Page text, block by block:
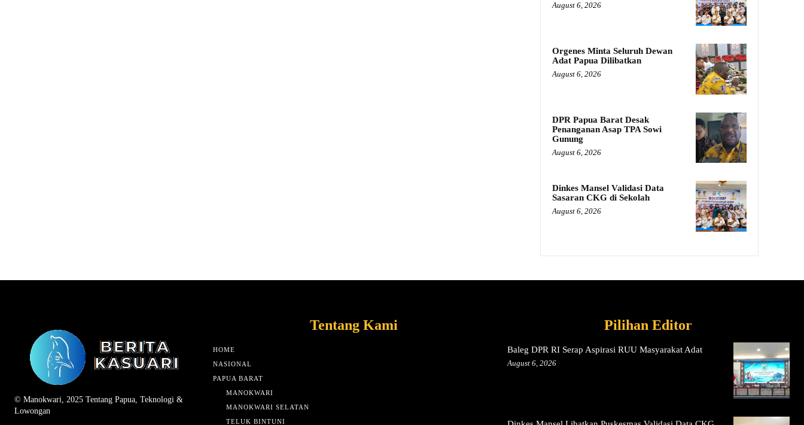
August 6, 2026
Orgenes Minta Seluruh Dewan
Adat Papua Dilibatkan
August 6, 2026
DPR Papua Barat Desak
Penanganan Asap TPA Sowi
Gunung
August 6, 2026
Dinkes Mansel Validasi Data
Sasaran CKG di Sekolah
August 6, 2026
© Manokwari, 2025 Tentang Papua, Teknologi &
Lowongan
Tentang Kami
HOME
NASIONAL
PAPUA BARAT
MANOKWARI
MANOKWARI SELATAN
TELUK BINTUNI
Pilihan Editor
Baleg DPR RI Serap Aspirasi RUU Masyarakat Adat
August 6, 2026